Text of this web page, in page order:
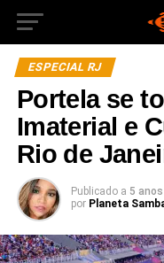
ESPECIAL RJ
Portela se
Imaterial e
Rio de
Publicado a 5
por Planeta